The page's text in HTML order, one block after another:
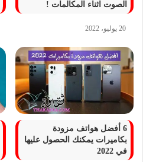
الصوت اثناء المكالمات !
20 يوليو، 2022
6 أفضل هواتف مزودة
بكاميرات يمكنك الحصول عليها
في 2022